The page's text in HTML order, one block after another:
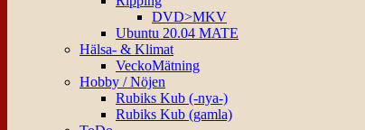
DVD>MKV
Ubuntu 20.04 MATE
Hälsa- & Klimat
VeckoMätning
Hobby / Nöjen
Rubiks Kub (-nya-)
Rubiks Kub (gamla)